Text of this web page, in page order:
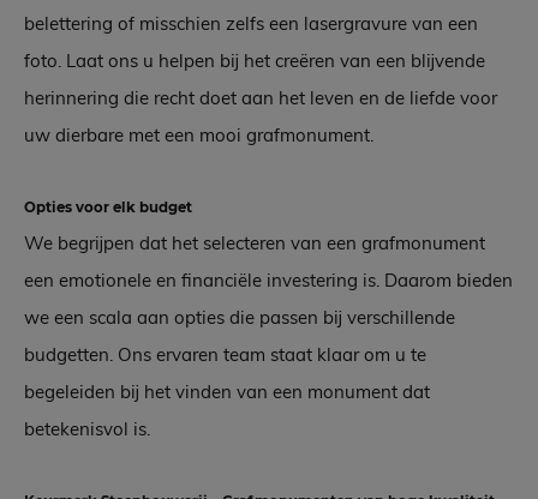
belettering of misschien zelfs een lasergravure van een
foto. Laat ons u helpen bij het creëren van een blijvende
herinnering die recht doet aan het leven en de liefde voor
uw dierbare met een mooi grafmonument.
Opties voor elk budget
We begrijpen dat het selecteren van een grafmonument
een emotionele en financiële investering is. Daarom bieden
we een scala aan opties die passen bij verschillende
budgetten. Ons ervaren team staat klaar om u te
begeleiden bij het vinden van een monument dat
betekenisvol is.